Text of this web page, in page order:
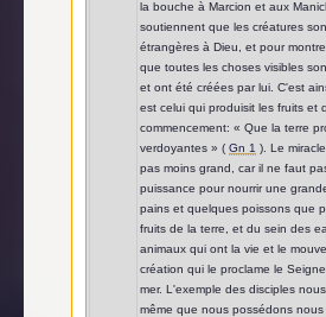
la bouche à Marcion et aux
soutiennent que les créatures
étrangères à Dieu, et pour
que toutes les choses visibles
et ont été créées par lui. C'est
est celui qui produisit les fruits et
commencement: « Que la terre
verdoyantes » ( Gn 1 ). Le
pas moins grand, car il ne faut
puissance pour nourrir une
pains et quelques poissons que
fruits de la terre, et du sein des
animaux qui ont la vie et le
création qui le proclame le
mer. L'exemple des disciples
même que nous possédons